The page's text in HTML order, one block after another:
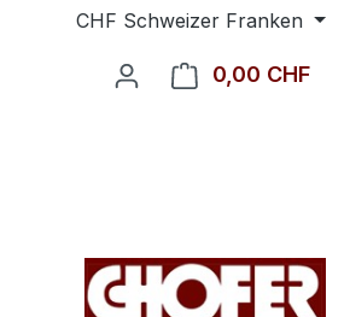
CHF Schweizer Franken
0,00 CHF